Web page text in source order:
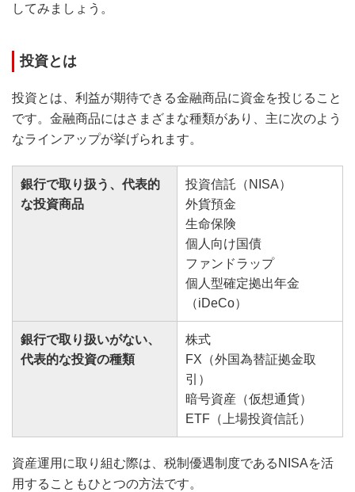
してみましょう。
投資とは
投資とは、利益が期待できる金融商品に資金を投じること
です。金融商品にはさまざまな種類があり、主に次のよう
なラインアップが挙げられます。
銀行で取り扱う、代表的
な投資商品
投資信託（NISA）
外貨預金
生命保険
個人向け国債
ファンドラップ
個人型確定拠出年金
（iDeCo）
銀行で取り扱いがない、
代表的な投資の種類
株式
FX（外国為替証拠金取
引）
暗号資産（仮想通貨）
ETF（上場投資信託）
資産運用に取り組む際は、税制優遇制度であるNISAを活
用することもひとつの方法です。